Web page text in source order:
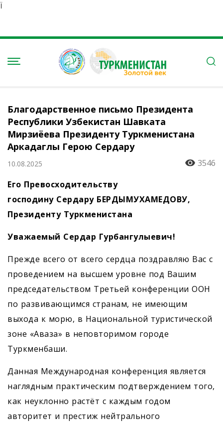
Ï
Благодарственное письмо Президента
Республики Узбекистан Шавката
Мирзиёева Президенту Туркменистана
Аркадаглы Герою Сердару
10.08.2025
3546
Его Превосходительству
господину Сердару БЕРДЫМУХАМЕДОВУ,
Президенту Туркменистана
Уважаемый Сердар Гурбангулыевич!
Прежде всего от всего сердца поздравляю Вас с
проведением на высшем уровне под Вашим
председательством Третьей конференции ООН
по развивающимся странам, не имеющим
выхода к морю, в Национальной туристической
зоне «Аваза» в неповторимом городе
Туркменбаши.
Данная Международная конференция является
наглядным практическим подтверждением того,
как неуклонно растёт с каждым годом
авторитет и престиж нейтрального